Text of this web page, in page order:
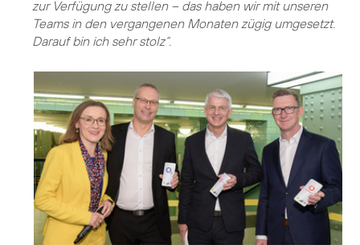
zur Verfügung zu stellen – das haben wir mit unseren
Teams in den vergangenen Monaten zügig umgesetzt.
Darauf bin ich sehr stolz“.